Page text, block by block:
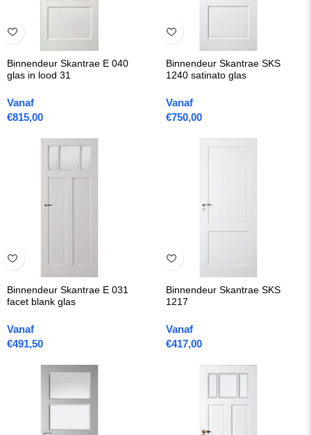
Binnendeur Skantrae E 040
glas in lood 31
Vanaf
€815,00
Binnendeur Skantrae SKS
1240 satinato glas
Vanaf
€750,00
Binnendeur Skantrae E 031
facet blank glas
Vanaf
€491,50
Binnendeur Skantrae SKS
1217
Vanaf
€417,00